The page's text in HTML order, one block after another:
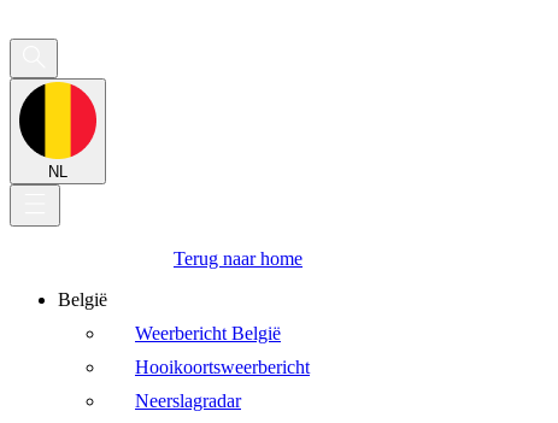
NL
Terug naar home
België
Weerbericht België
Hooikoortsweerbericht
Neerslagradar